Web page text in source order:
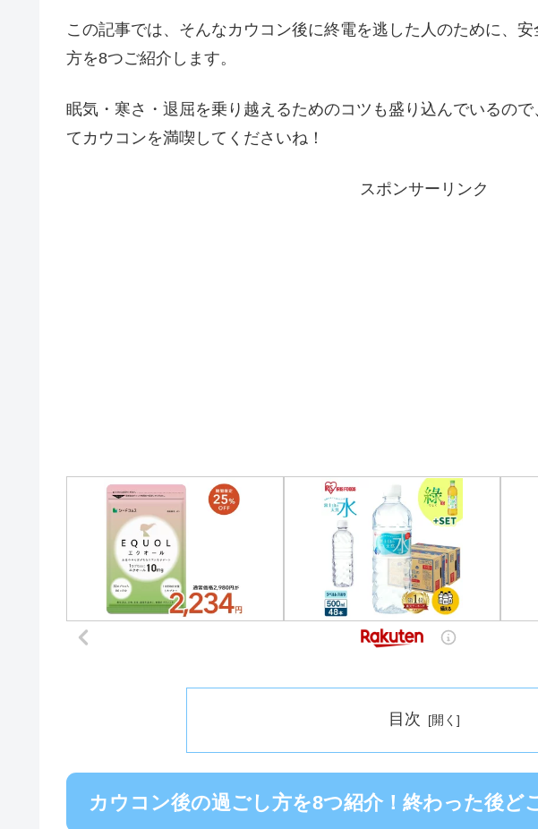
この記事では、そんなカウコン後に終電を逃した人のために、
方を8つご紹介します。
眠気・寒さ・退屈を乗り越えるためのコツも盛り込んでいるの
てカウコンを満喫してくださいね！
スポンサーリンク
目次
カウコン後の過ごし方を8つ紹介！終わった後ど